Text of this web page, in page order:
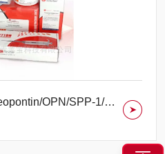
RecombinantHumanOsteopontin/OPN/SPP-1/SPP1